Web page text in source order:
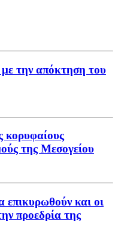
την απόκτηση του
κορυφαίους
της Μεσογείου
και οι
προεδρία της